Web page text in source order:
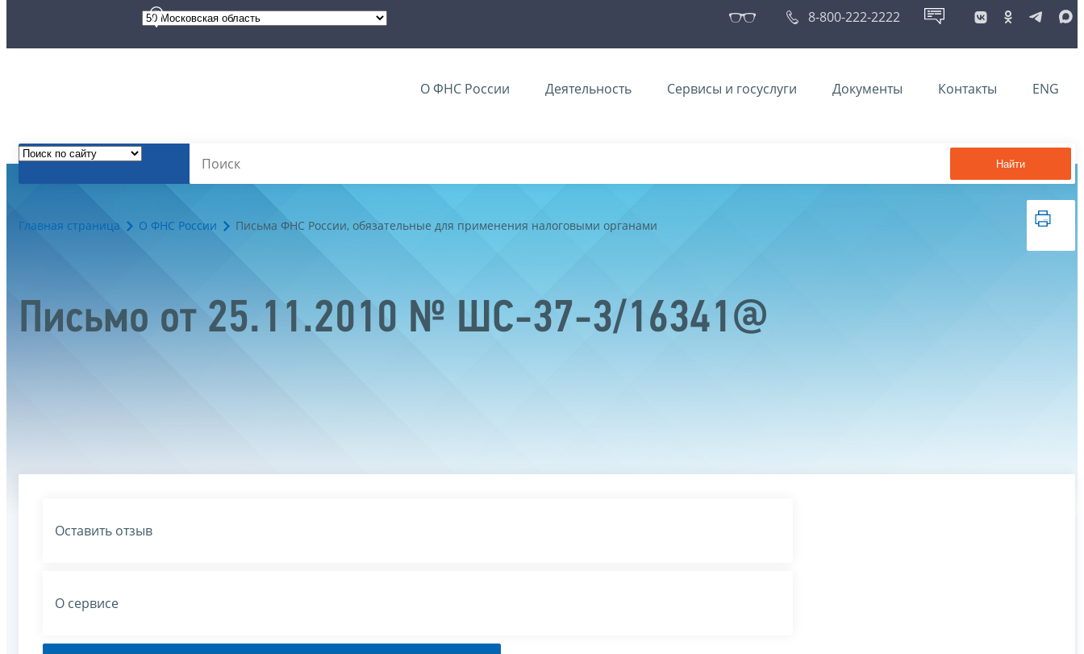
8-800-222-2222
О ФНС России Деятельность Сервисы и госуслуги Документы Контакты ENG
Найти
Главная страница О ФНС России Письма ФНС России, обязательные для применения налоговыми органами
Письмо от 25.11.2010 № ШС-37-3/16341@
Оставить отзыв
О сервисе